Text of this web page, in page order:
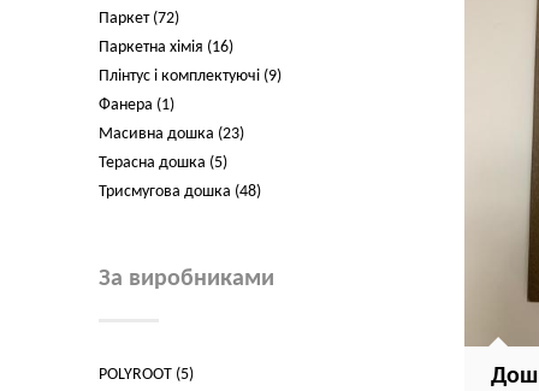
Паркет (72)
Паркетна хімія (16)
Плінтус і комплектуючі (9)
Фанера (1)
Масивна дошка (23)
Терасна дошка (5)
Трисмугова дошка (48)
За виробниками
POLYROOT (5)